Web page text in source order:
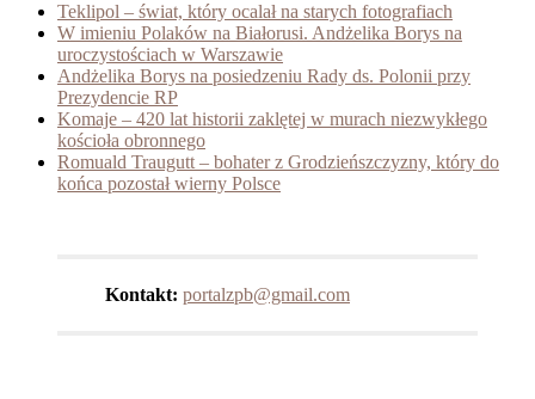
Teklipol – świat, który ocalał na starych fotografiach
W imieniu Polaków na Białorusi. Andżelika Borys na
uroczystościach w Warszawie
Andżelika Borys na posiedzeniu Rady ds. Polonii przy
Prezydencie RP
Komaje – 420 lat historii zaklętej w murach niezwykłego
kościoła obronnego
Romuald Traugutt – bohater z Grodzieńszczyzny, który do
końca pozostał wierny Polsce
Kontakt: portalzpb@gmail.com